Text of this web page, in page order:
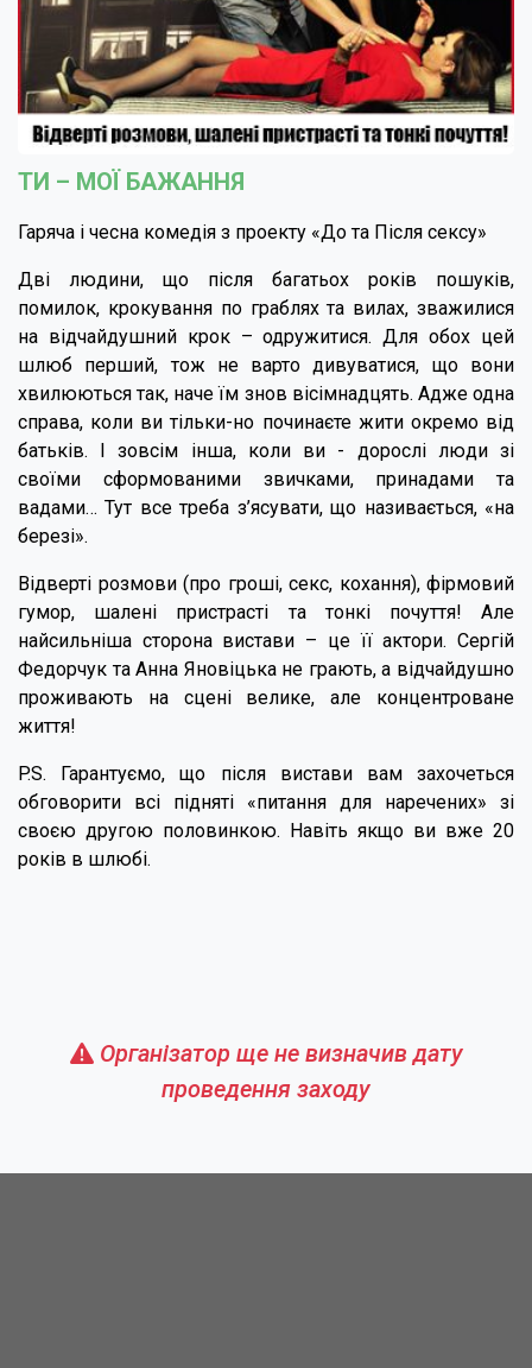
ТИ – МОЇ БАЖАННЯ
Гаряча і чесна комедія з проекту «До та Після сексу»
Дві людини, що після багатьох років пошуків,
помилок, крокування по граблях та вилах, зважилися
на відчайдушний крок – одружитися. Для обох цей
шлюб перший, тож не варто дивуватися, що вони
хвилюються так, наче їм знов вісімнадцять. Адже одна
справа, коли ви тільки-но починаєте жити окремо від
батьків. І зовсім інша, коли ви - дорослі люди зі
своїми сформованими звичками, принадами та
вадами… Тут все треба з’ясувати, що називається, «на
березі».
Відверті розмови (про гроші, секс, кохання), фірмовий
гумор, шалені пристрасті та тонкі почуття! Але
найсильніша сторона вистави – це її актори. Сергій
Федорчук та Анна Яновіцька не грають, а відчайдушно
проживають на сцені велике, але концентроване
життя!
P.S. Гарантуємо, що після вистави вам захочеться
обговорити всі підняті «питання для наречених» зі
своєю другою половинкою. Навіть якщо ви вже 20
років в шлюбі.
Організатор ще не визначив дату
проведення заходу